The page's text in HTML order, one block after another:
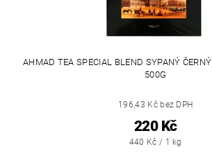
AHMAD TEA SPECIAL BLEND SYPANÝ
500G
196,43 Kč bez DPH
220 Kč
440 Kč / 1 kg